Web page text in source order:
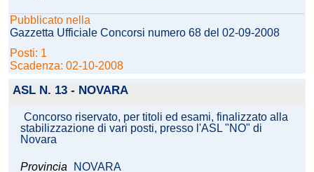
Pubblicato nella
Gazzetta Ufficiale Concorsi numero 68 del 02-09-2008
Posti: 1
Scadenza: 02-10-2008
ASL N. 13 - NOVARA
Concorso riservato, per titoli ed esami, finalizzato alla
stabilizzazione di vari posti, presso l'ASL "NO" di
Novara
Provincia NOVARA